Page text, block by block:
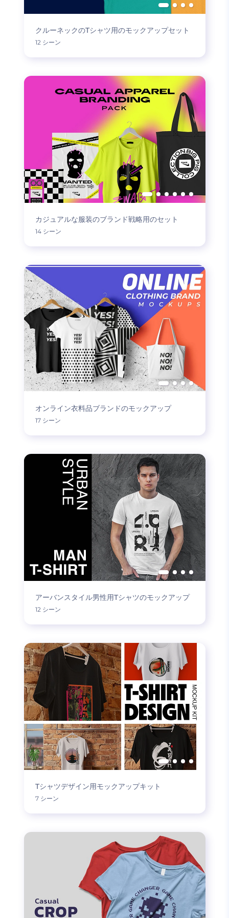
クルーネックのTシャツ用のモックアップセット
12 シーン
カジュアルな服装のブランド戦略用のセット
14 シーン
オンライン衣料品ブランドのモックアップ
17 シーン
アーバンスタイル男性用Tシャツのモックアップ
12 シーン
Tシャツデザイン用モックアップキット
7 シーン